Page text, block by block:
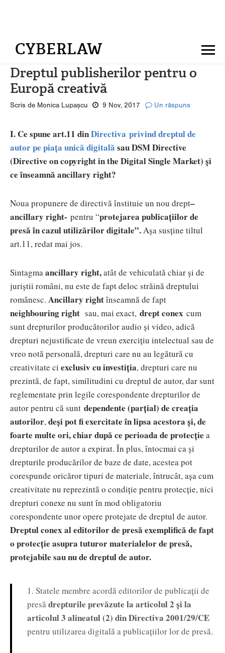
CYBERLAW
Dreptul publisherilor pentru o
Europă creativă
Scris de Monica Lupașcu 9 Nov, 2017 Un răspuns
I. Ce spune art.11 dinDirectiva privind dreptul de
autor pe piața unică digitală sau DSM Directive
(Directive on copyright in the Digital Single Market) și
ce înseamnă ancillary right?
Noua propunere de directivă înstituie un nou drept–
ancillary right- pentru “protejarea publicațiilor de
presă în cazul utilizărilor digitale”.Așa susține tiltul
art.11, redat mai jos.
Sintagmaancillary right,atât de vehiculată chiar și de
juriștii români, nu este de fapt deloc străină dreptului
românesc. Ancillary rightînseamnă de fapt
neighbouring right sau, mai exact, drept conex cum
sunt drepturilor producătorilor audio și video, adică
drepturi nejustificate de vreun exercițiu intelectual sau de
vreo notă personală, drepturi care nu au legătură cu
creativitate ci exclusiv cu investiția, drepturi care nu
prezintă, de fapt, similitudini cu dreptul de autor, dar sunt
reglementate prin legile corespondente drepturilor de
autor pentru că sunt dependente (parțial) de creația
autorilor,deși pot fi exercitate în lipsa acestora și, de
foarte multe ori, chiar după ce perioada de protecție a
drepturilor de autor a expirat. În plus, întocmai ca și
drepturile producărilor de baze de date, acestea pot
corespunde oricăror tipuri de materiale, întrucât, așa cum
creativitate nu reprezintă o condiție pentru protecție, nici
drepturi conexe nu sunt în mod obligatoriu
corespondente unor opere protejate de dreptul de autor.
Dreptul conex al editorilor de presă exemplifică de fapt
o protecție asupra tuturor materialelor de presă,
protejabile sau nu de dreptul de autor.
1. Statele membre acordă editorilor de publicații de
presădrepturile prevăzute la articolul 2 și la
articolul 3 alineatul (2) din Directiva 2001/29/CE
pentru utilizarea digitală a publicațiilor lor de presă.